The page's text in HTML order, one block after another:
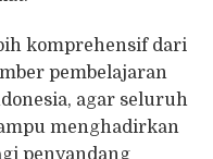
komprehensif dari
pembelajaran
agar seluruh
menghadirkan
penyandang